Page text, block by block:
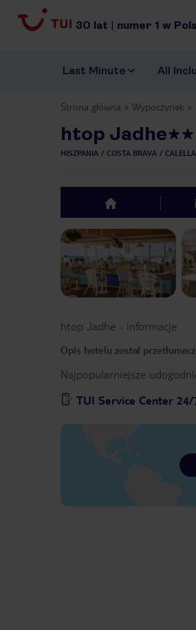
30 lat | numer 1 w
Last Minute All
Strona główna Wypoczynek
htop Jadhe
HISZPANIA COSTA BRAVA CALELLA
top
Previous slide
htop Jadhe - informacje
Opis hotelu został
Najpopularniejsze
TUI Service Center 24/